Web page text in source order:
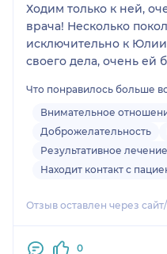
Ходим только к ней,
врача! Несколько
исключительно к
своего дела, очень ей
Что понравилось больше
Внимательное
Доброжелательность
Результативное лечение
Находит контакт с
Отзыв оставлен через
0